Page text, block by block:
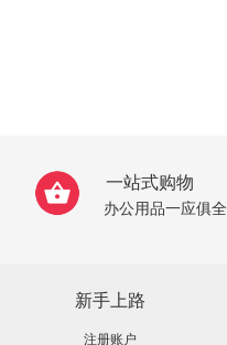
一站式购物
办公用品一应俱全
新手上路
注册账户